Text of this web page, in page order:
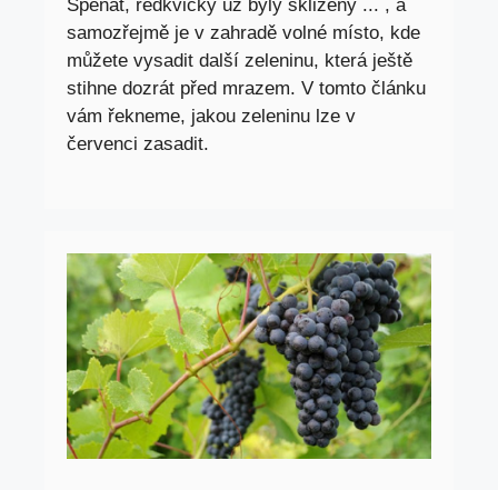
Špenát, ředkvičky už byly sklizeny ... , a
samozřejmě je v zahradě volné místo, kde
můžete vysadit další zeleninu, která ještě
stihne dozrát před mrazem. V tomto článku
vám řekneme, jakou zeleninu lze v
červenci zasadit.